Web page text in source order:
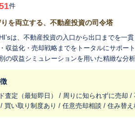
件
を両立する、不動産投資の司令塔
は、不動産投資の入口から出口までを一
収益化・売却戦略までをトータルにサポート
の収益シミュレーションを用いた精緻な分
実現へと導きます。 さらに、物件管理の
化を目指します。 また、海外投資家の方への対応も強化しており、英語によるサポート体制や、
様一人ひとりの投資目的に応じた柔軟かつ
査定（最短即日） / 周りに知られずに売却
買い取り制度あり / 任意売却相談 / 住み替